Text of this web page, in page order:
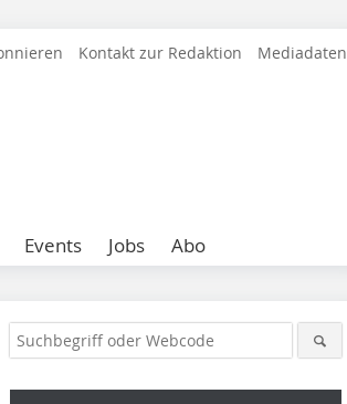
Kontakt zur Redaktion Mediadaten
Events Jobs Abo